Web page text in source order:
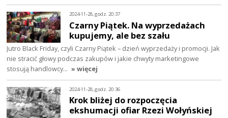
2024-11-28, godz. 20:37
Czarny Piątek. Na wyprzedażach
kupujemy, ale bez szału
Jutro Black Friday, czyli Czarny Piątek – dzień wyprzedaży i promocji. Jak
nie stracić głowy podczas zakupów i jakie chwyty marketingowe
stosują handlowcy… » więcej
2024-11-28, godz. 20:36
Krok bliżej do rozpoczęcia
ekshumacji ofiar Rzezi Wołyńskiej